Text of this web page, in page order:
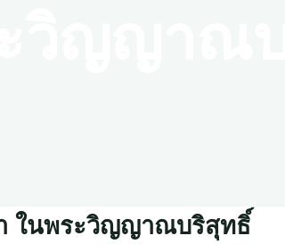
วิญญาณบ
ในพระวิญญาณบริสุทธิ์